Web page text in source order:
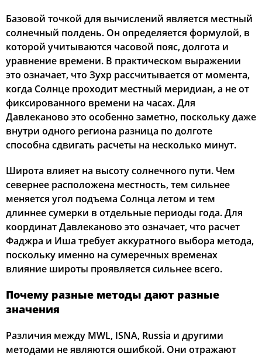
28, Пт 04:18 06:20 13:21 17:09 20:21 22:13
04:21 06:22 13:21 17:08 20:19 22:10
04:23 06:24 13:21 17:06 20:16 22:07
31, Пн 04:26 06:26 13:20 17:05 20:14 22:04
Базовой точкой для вычислений является местный
солнечный полдень. Он определяется формулой, в
которой учитываются часовой пояс, долгота и
уравнение времени. В практическом выражении
это означает, что Зухр рассчитывается от момента,
когда Солнце проходит местный меридиан, а не от
фиксированного времени на часах. Для
Давлеканово это особенно заметно, поскольку даже
внутри одного региона разница по долготе
способна сдвигать расчеты на несколько минут.
Широта влияет на высоту солнечного пути. Чем
севернее расположена местность, тем сильнее
меняется угол подъема Солнца летом и тем
длиннее сумерки в отдельные периоды года. Для
координат Давлеканово это означает, что расчет
Фаджра и Иша требует аккуратного выбора метода,
поскольку именно на сумеречных временах
влияние широты проявляется сильнее всего.
Почему разные методы дают разные
значения
Различия между MWL, ISNA, Russia и другими
методами не являются ошибкой. Они отражают